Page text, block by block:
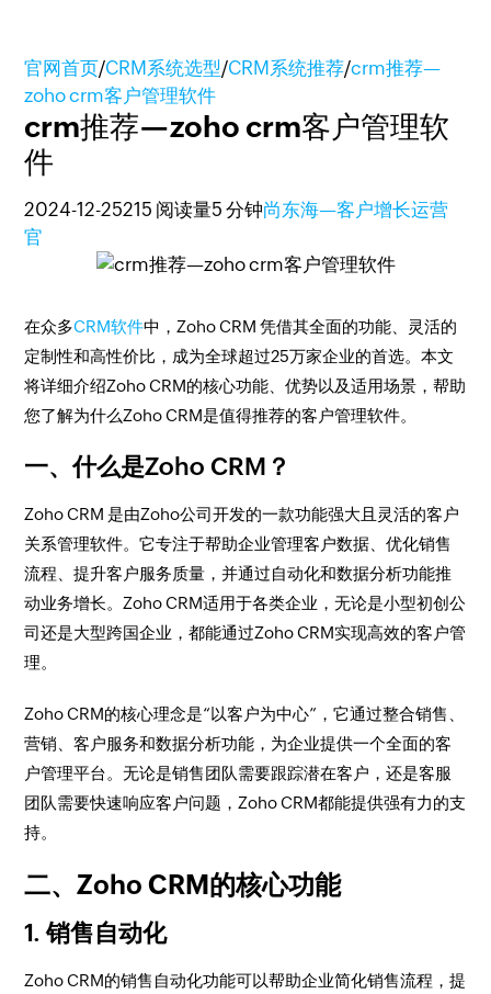
官网首页/CRM系统选型/CRM系统推荐/crm推荐—
zoho crm客户管理软件
crm推荐—zoho crm客户管理软
件
2024-12-25215 阅读量5 分钟尚东海—客户增长运营
官
在众多CRM软件中，Zoho CRM 凭借其全面的功能、灵活的
定制性和高性价比，成为全球超过25万家企业的首选。本文
将详细介绍Zoho CRM的核心功能、优势以及适用场景，帮助
您了解为什么Zoho CRM是值得推荐的客户管理软件。
一、什么是Zoho CRM？
Zoho CRM 是由Zoho公司开发的一款功能强大且灵活的客户
关系管理软件。它专注于帮助企业管理客户数据、优化销售
流程、提升客户服务质量，并通过自动化和数据分析功能推
动业务增长。Zoho CRM适用于各类企业，无论是小型初创公
司还是大型跨国企业，都能通过Zoho CRM实现高效的客户管
理。
Zoho CRM的核心理念是“以客户为中心”，它通过整合销售、
营销、客户服务和数据分析功能，为企业提供一个全面的客
户管理平台。无论是销售团队需要跟踪潜在客户，还是客服
团队需要快速响应客户问题，Zoho CRM都能提供强有力的支
持。
二、Zoho CRM的核心功能
1. 销售自动化
Zoho CRM的销售自动化功能可以帮助企业简化销售流程，提